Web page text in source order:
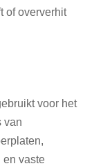
of oververhit
voor het
van
en vaste